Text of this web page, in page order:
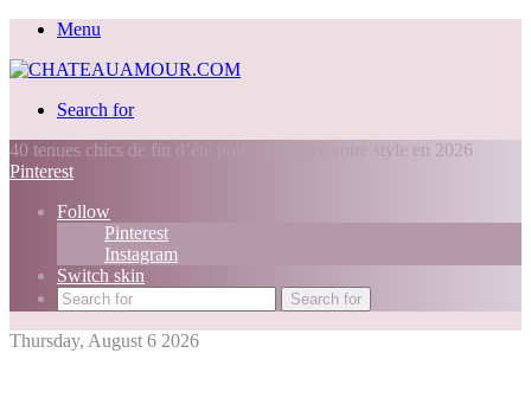
Menu
Search for
40 tenues chics de fin d’été pour rehausser votre style en 2026
Pinterest
Follow
Pinterest
Instagram
Switch skin
Search for
Thursday, August 6 2026